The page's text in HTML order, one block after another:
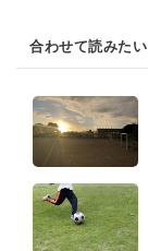
合わせて読みたい